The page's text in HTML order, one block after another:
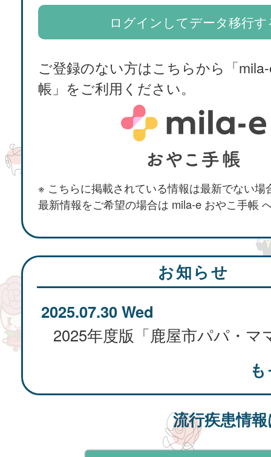
ログインしてデータ移行す
ご登録のない方はこちらから「
帳」をご利用ください。
※ こちらに掲載されている情報は最新でない場
最新情報をご希望の場合は mila-e おやこ手帳
お知らせ
2025.07.30 Wed
流行疾患情